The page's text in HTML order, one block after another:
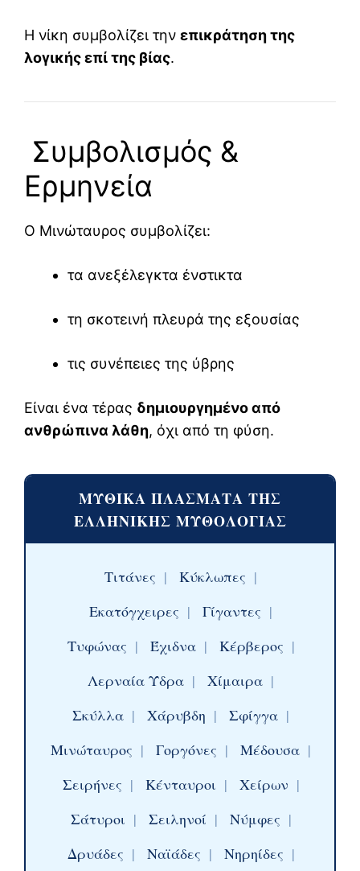
Η νίκη συμβολίζει την επικράτηση της
λογικής επί της βίας.
Συμβολισμός &
Ερμηνεία
Ο Μινώταυρος συμβολίζει:
τα ανεξέλεγκτα ένστικτα
τη σκοτεινή πλευρά της εξουσίας
τις συνέπειες της ύβρης
Είναι ένα τέρας δημιουργημένο από
ανθρώπινα λάθη, όχι από τη φύση.
ΜΥΘΙΚΑ ΠΛΑΣΜΑΤΑ ΤΗΣ
ΕΛΛΗΝΙΚΗΣ ΜΥΘΟΛΟΓΙΑΣ
Τιτάνες | Κύκλωπες |
Εκατόγχειρες | Γίγαντες |
Τυφώνας | Έχιδνα | Κέρβερος |
Λερναία Ύδρα | Χίμαιρα |
Σκύλλα | Χάρυβδη | Σφίγγα |
Μινώταυρος | Γοργόνες | Μέδουσα |
Σειρήνες | Κένταυροι | Χείρων |
Σάτυροι | Σειληνοί | Νύμφες |
Δρυάδες | Ναϊάδες | Νηρηίδες |